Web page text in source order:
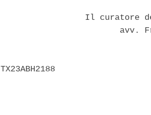
Il curatore
avv.